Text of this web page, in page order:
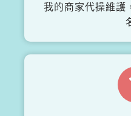
我的商家代操維護